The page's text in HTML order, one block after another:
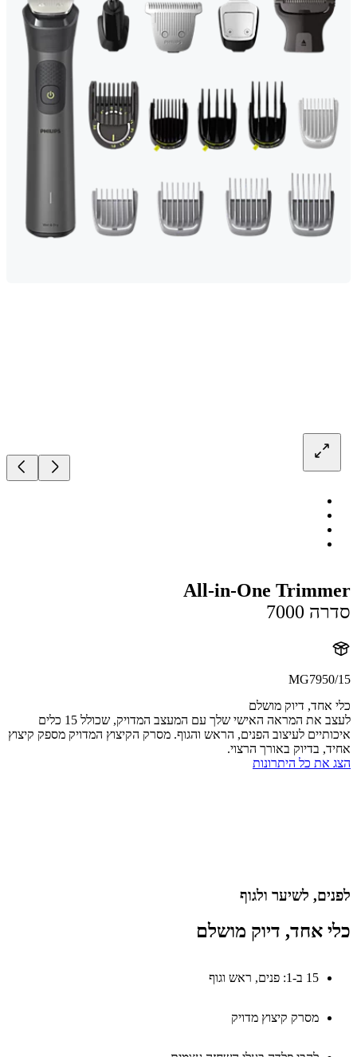
All-in-One
7000
דיוק מושלם
לעצב את המראה האישי שלך עם המעצב המדויק, שכולל 15 כלים
לעיצוב הפנים, הראש והגוף. מסרק הקיצוץ המדויק מספק קיצוץ
בדיוק באורך הרצוי.
כל היתרונות
לשיער ולגוף
אחד, דיוק מושלם
מסרק קיצוץ מדויק